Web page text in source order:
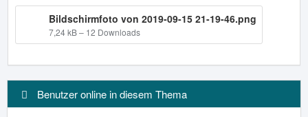
Bildschirmfoto von 2019-09-15 21-19-46.png
7,24 kB – 12 Downloads
Benutzer online in diesem Thema